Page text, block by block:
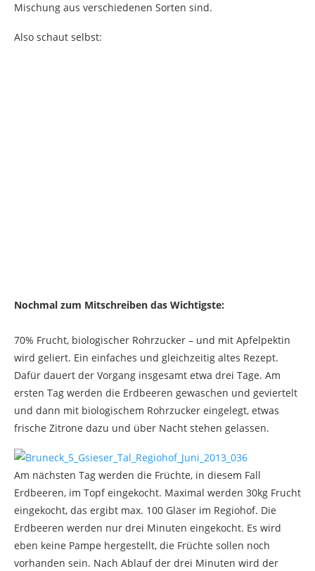
Mischung aus verschiedenen Sorten sind.
Also schaut selbst:
Nochmal zum Mitschreiben das Wichtigste:
70% Frucht, biologischer Rohrzucker – und mit Apfelpektin
wird geliert. Ein einfaches und gleichzeitig altes Rezept.
Dafür dauert der Vorgang insgesamt etwa drei Tage. Am
ersten Tag werden die Erdbeeren gewaschen und geviertelt
und dann mit biologischem Rohrzucker eingelegt, etwas
frische Zitrone dazu und über Nacht stehen gelassen.
Am nächsten Tag werden die Früchte, in diesem Fall
Erdbeeren, im Topf eingekocht. Maximal werden 30kg Frucht
eingekocht, das ergibt max. 100 Gläser im Regiohof. Die
Erdbeeren werden nur drei Minuten eingekocht. Es wird
eben keine Pampe hergestellt, die Früchte sollen noch
vorhanden sein. Nach Ablauf der drei Minuten wird der